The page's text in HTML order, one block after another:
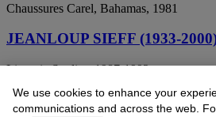
Chaussures Carel, Bahamas, 1981
JEANLOUP SIEFF (1933-
Lingerie Studies, 1987-1992
JEANLOUP SIEFF (1933-
We use cookies to enhance your
communications and across the web.